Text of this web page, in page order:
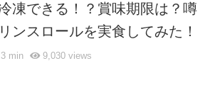
凍できる！？賞味期限は？噂
ンスロールを実食してみた！
min 9,030views